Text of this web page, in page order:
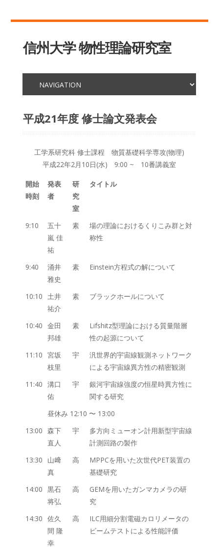
信州大学 物性理論研究室
平成21年度 修士論文発表会
工学系研究科 修士課程 物質基礎科学専攻(物理)
平成22年2月10日(水) 9:00 ~ 10番講義室
開始
時刻
発表
者
研
究
室
タイトル
9:10
五十
嵐 佳
祐
素
場の理論におけるくりこみ群と対
称性
9:40
涌井
雅史
素 Einstein方程式の解について
10:10
土井
祐介
素 ブラックホールについて
10:40
金田
邦雄
素
Lifshitz型理論における質量階層
性の起源について
11:10
宮坂
枝里
宇
汎世界的宇宙線観測ネットワーク
による宇宙線異方性の精密観測
11:40
溝口
佑
宇
銀河宇宙線強度の恒星時異方性に
関する研究
昼休み 12:10 〜 13:00
13:00
森下
直人
宇
多方向ミューオン計用新型宇宙線
計測回路の製作
13:30
山﨑
真
高
MPPCを用いた次世代PET装置の
基礎研究
14:00
黒石
将弘
高
GEMを用いたガンマカメラの研
究
14:30
佐久
間 隆
幸
高
ILC用細分割電磁カロリメータの
ビームテストによる性能評価